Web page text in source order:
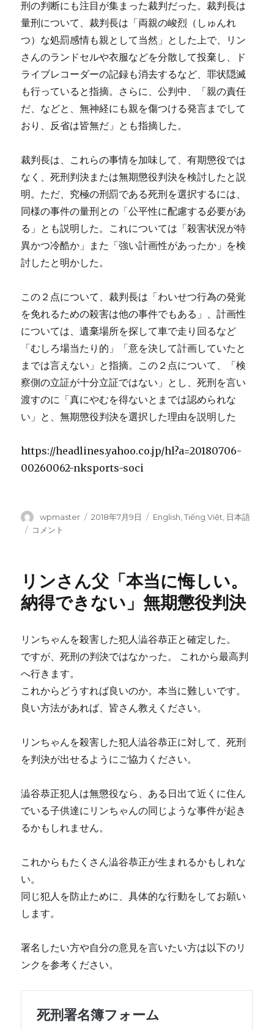
刑の判断にも注目が集まった裁判だった。裁判長は
量刑について、裁判長は「両親の峻烈（しゅんれ
つ）な処罰感情も親として当然」とした上で、リン
さんのランドセルや衣服などを分散して投棄し、ド
ライブレコーダーの記録も消去するなど、罪状隠滅
も行っていると指摘。さらに、公判中、「親の責任
だ、などと、無神経にも親を傷つける発言までして
おり、反省は皆無だ」とも指摘した。
裁判長は、これらの事情を加味して、有期懲役では
なく、死刑判決または無期懲役判決を検討したと説
明。ただ、究極の刑罰である死刑を選択するには、
同様の事件の量刑との「公平性に配慮する必要があ
る」とも説明した。これについては「殺害状況が特
異かつ冷酷か」また「強い計画性があったか」を検
討したと明かした。
この２点について、裁判長は「わいせつ行為の発覚
を免れるための殺害は他の事件でもある」、計画性
については、遺棄場所を探して車で走り回るなど
「むしろ場当たり的」「意を決して計画していたと
までは言えない」と指摘。この２点について、「検
察側の立証が十分立証ではない」とし、死刑を言い
渡すのに「真にやむを得ないとまでは認められな
い」と、無期懲役判決を選択した理由を説明した
https://headlines.yahoo.co.jp/hl?a=20180706-
00260062-nksports-soci
投
稿
wpmaster
投
2018年7月9日
カ
English,Tiếng Việt, 日本語
千
殺
害
事
告
に
無
懲
役
決
に
コメント
リンさん父「本当に悔しい。
納得できない」無期懲役判決
リンちゃんを殺害した犯人澁谷恭正と確定した。
ですが、死刑の判決ではなかった。 これから最高判
へ行きます。
これからどうすれば良いのか。本当に難しいです。
良い方法があれば、皆さん教えください。
リンちゃんを殺害した犯人澁谷恭正に対して、死刑
を判決が出せるようにご協力ください。
澁谷恭正犯人は無懲役なら、ある日出て近くに住ん
でいる子供達にリンちゃんの同じような事件が起き
るかもしれません。
これからもたくさん澁谷恭正が生まれるかもしれな
い。
同じ犯人を防止ために、具体的な行動をしてお願い
します。
署名したい方や自分の意見を言いたい方は以下のリ
ンクを参考ください。